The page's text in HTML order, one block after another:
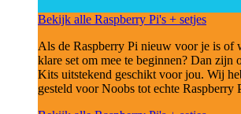
Bekijk alle Raspberry Pi's + setjes
Als de Raspberry Pi nieuw voor je is of
klare set om mee te beginnen? Dan zijn
Kits uitstekend geschikt voor jou. Wij
gesteld voor Noobs tot echte Raspberry